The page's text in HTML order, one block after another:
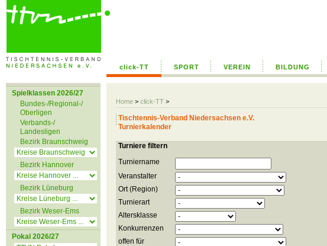
click-TT SPORT VEREIN BILDUNG
Home > click-TT >
Spielklassen 2026/27
Bundes-/Regional-/
Oberligen
Verbands-/
Landesligen
Bezirk Braunschweig
Bezirk Hannover
Bezirk Lüneburg
Bezirk Weser-Ems
Pokal 2026/27
Tischtennis-Verband Niedersachsen e.V.
Turnierkalender
Turniere filtern
Turniername
Veranstalter
Ort (Region)
Turnierart
Altersklasse
Konkurrenzen
offen für